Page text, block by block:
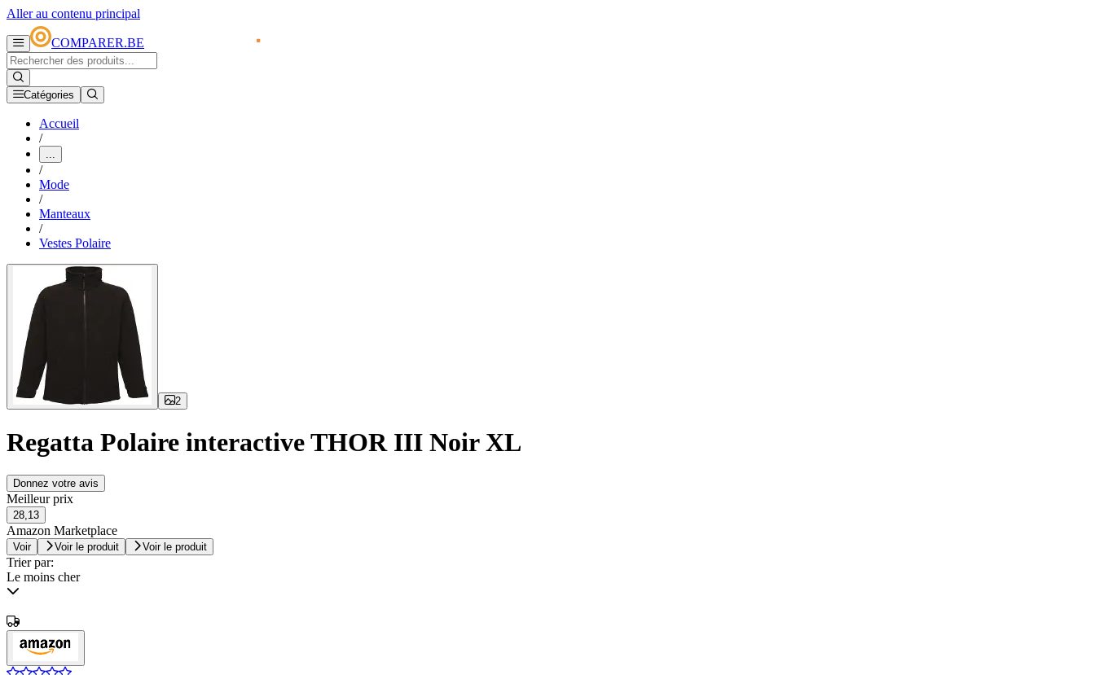
Aller au contenu principal
COMPARER.BE
Catégories
Accueil
/
...
/
Mode
/
Manteaux
/
Vestes Polaire
2
Regatta Polaire interactive THOR III Noir XL
Donnez votre avis
Meilleur prix
28,13
Amazon Marketplace
Voir Voir le produit Voir le produit
Trier par:
Le moins cher